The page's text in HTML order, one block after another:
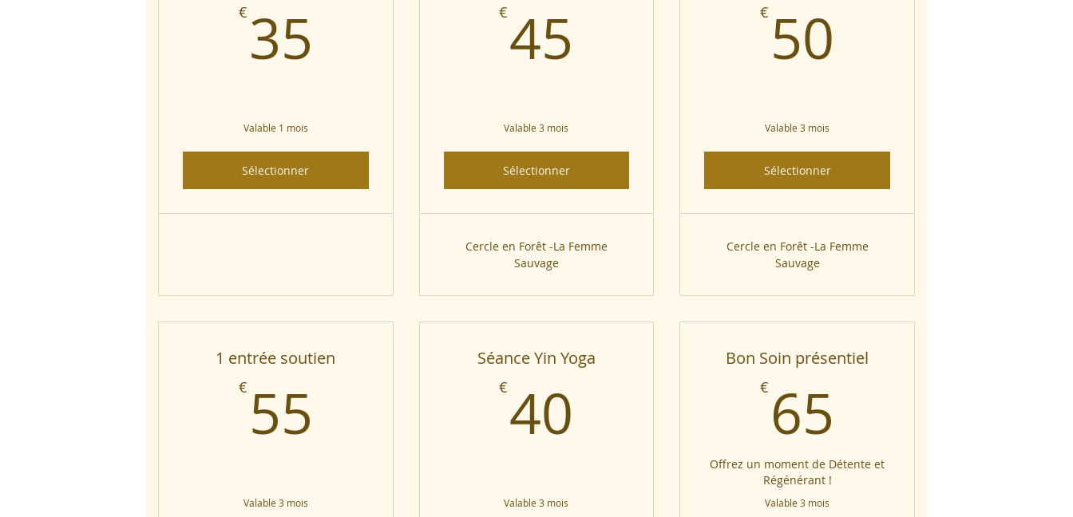
€ 35
Valable 1 mois
Sélectionner
€45
Valable 3 mois
Sélectionner
Cercle en Forêt -La Femme
Sauvage
€ 50
Valable 3 mois
Sélectionner
Cercle en Forêt -La Femme
Sauvage
1 entrée soutien
€ 55
Valable 3 mois
Séance Yin Yoga
€40
Valable 3 mois
Bon Soin présentiel
€ 65
Offrez un moment de Détente et
Régénérant !
Valable 3 mois